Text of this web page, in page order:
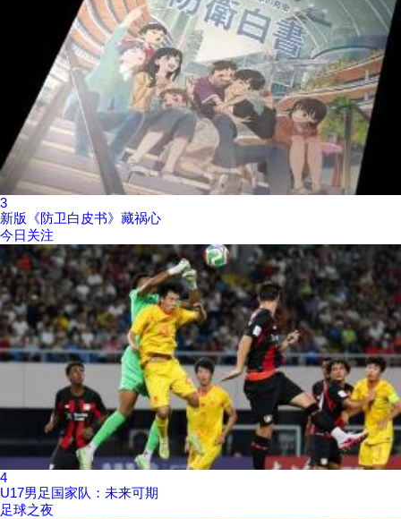
3
新版《防卫白皮书》藏祸心
今日关注
4
U17男足国家队：未来可期
足球之夜